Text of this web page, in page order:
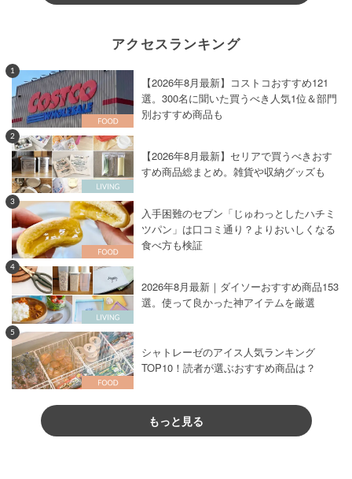
アクセスランキング
1
【2026年8月最新】コストコおすすめ121
選。300名に聞いた買うべき人気1位＆部門
別おすすめ商品も
2
【2026年8月最新】セリアで買うべきおす
すめ商品総まとめ。雑貨や収納グッズも
3
入手困難のセブン「じゅわっとしたハチミ
ツパン」は口コミ通り？よりおいしくなる
食べ方も検証
4
2026年8月最新｜ダイソーおすすめ商品153
選。使って良かった神アイテムを厳選
5
シャトレーゼのアイス人気ランキング
TOP10！読者が選ぶおすすめ商品は？
もっと見る